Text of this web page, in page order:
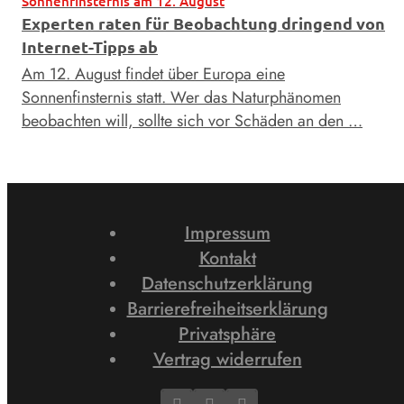
Experten raten für Beobachtung dringend von
Internet-Tipps ab
Am 12. August findet über Europa eine
Sonnenfinsternis statt. Wer das Naturphänomen
beobachten will, sollte sich vor Schäden an den …
Impressum
Kontakt
Datenschutzerklärung
Barrierefreiheitserklärung
Privatsphäre
Vertrag widerrufen